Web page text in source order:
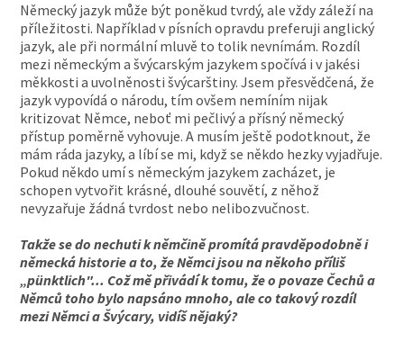
Německý jazyk může být poněkud tvrdý, ale vždy záleží na
příležitosti. Například v písních opravdu preferuji anglický
jazyk, ale při normální mluvě to tolik nevnímám. Rozdíl
mezi německým a švýcarským jazykem spočívá i v jakési
měkkosti a uvolněnosti švýcarštiny. Jsem přesvědčená, že
jazyk vypovídá o národu, tím ovšem nemíním nijak
kritizovat Němce, neboť mi pečlivý a přísný německý
přístup poměrně vyhovuje. A musím ještě podotknout, že
mám ráda jazyky, a líbí se mi, když se někdo hezky vyjadřuje.
Pokud někdo umí s německým jazykem zacházet, je
schopen vytvořit krásné, dlouhé souvětí, z něhož
nevyzařuje žádná tvrdost nebo nelibozvučnost.
Takže se do nechuti k němčině promítá pravděpodobně i
německá historie a to, že Němci jsou na někoho příliš
„pünktlich"... Což mě přivádí k tomu, že o povaze Čechů a
Němců toho bylo napsáno mnoho, ale co takový rozdíl
mezi Němci a Švýcary, vidíš nějaký?